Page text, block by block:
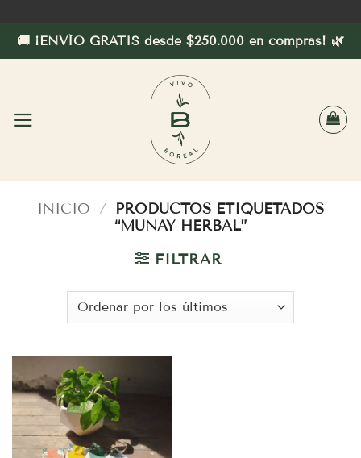
contenido
🚚 ¡ENVÍO GRATIS desde $250.000 en compras! 🌿
INICIO / PRODUCTOS ETIQUETADOS
“MUNAY HERBAL”
FILTRAR